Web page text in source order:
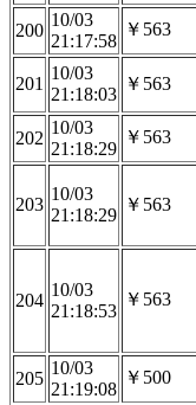
200
10/03
21:17:58
￥563
201
10/03
21:18:03
￥563
202
10/03
21:18:29
￥563
203
10/03
21:18:29
￥563
204
10/03
21:18:53
￥563
205
10/03
21:19:08
￥500